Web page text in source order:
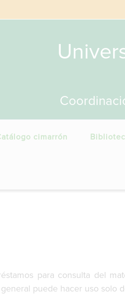
cimarrón
para consulta del
puede hacer uso solo